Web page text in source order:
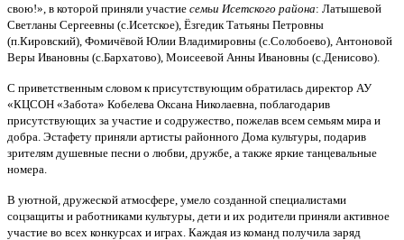
свою!», в которой приняли участие семьи Исетского района: Латышевой
Светланы Сергеевны (с.Исетское), Ёзгедик Татьяны Петровны
(п.Кировский), Фомичёвой Юлии Владимировны (с.Солобоево), Антоновой
Веры Ивановны (с.Бархатово), Моисеевой Анны Ивановны (с.Денисово).
С приветственным словом к присутствующим обратилась директор АУ
«КЦСОН «Забота» Кобелева Оксана Николаевна, поблагодарив
присутствующих за участие и содружество, пожелав всем семьям мира и
добра. Эстафету приняли артисты районного Дома культуры, подарив
зрителям душевные песни о любви, дружбе, а также яркие танцевальные
номера.
В уютной, дружеской атмосфере, умело созданной специалистами
соцзащиты и работниками культуры, дети и их родители приняли активное
участие во всех конкурсах и играх. Каждая из команд получила заряд